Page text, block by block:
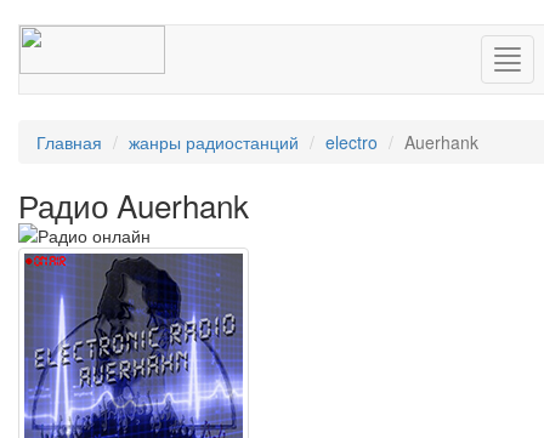
Главная жанры радиостанций electro Auerhank
Радио Auerhank